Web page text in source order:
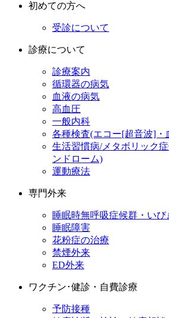
初めての方へ
受診について
診療について
診療案内
循環器の病気
血液の病気
高血圧
一般内科
各種検査(エコー[超音波]・
生活習慣病/メタボリック
ンドローム)
運動療法
専門外来
睡眠時無呼吸症候群・い
睡眠障害
花粉症の治療
禁煙外来
ED外来
ワクチン･健診・自費診療
予防接種